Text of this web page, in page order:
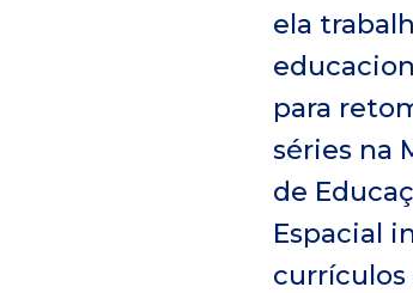
ela
para
séries na
de
Espacial
currículos